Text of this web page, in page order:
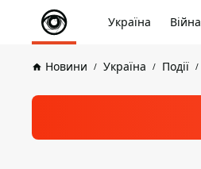
Україна Війна
Новини Україна Події